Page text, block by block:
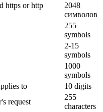
https or http
2048
символов
255
symbols
2-15
symbols
1000
symbols
to
10 digits
request
255
characters